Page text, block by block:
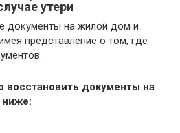
утери
документы на жилой дом и
представление о том, где
восстановить документы на
ниже: